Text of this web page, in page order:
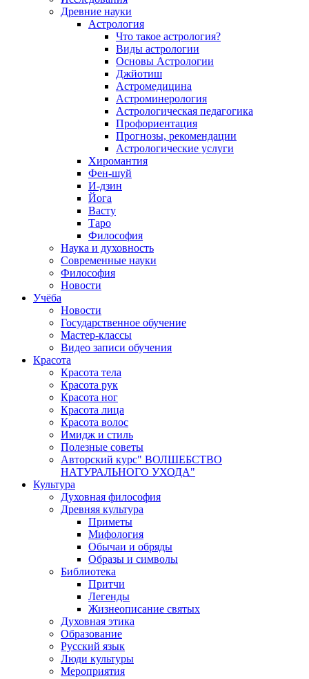
Древние науки
Астрология
Что такое астрология?
Виды астрологии
Основы Астрологии
Джйотиш
Астромедицина
Астроминерология
Астрологическая педагогика
Профориентация
Прогнозы, рекомендации
Астрологические услуги
Хиромантия
Фен-шуй
И-дзин
Йога
Васту
Таро
Философия
Наука и духовность
Современные науки
Философия
Новости
Учёба
Новости
Государственное обучение
Мастер-классы
Видео записи обучения
Красота
Красота тела
Красота рук
Красота ног
Красота лица
Красота волос
Имидж и стиль
Полезные советы
Авторский курс" ВОЛШЕБСТВО
НАТУРАЛЬНОГО УХОДА"
Культура
Духовная философия
Древняя культура
Приметы
Мифология
Обычаи и обряды
Образы и символы
Библиотека
Притчи
Легенды
Жизнеописание святых
Духовная этика
Образование
Русский язык
Люди культуры
Мероприятия